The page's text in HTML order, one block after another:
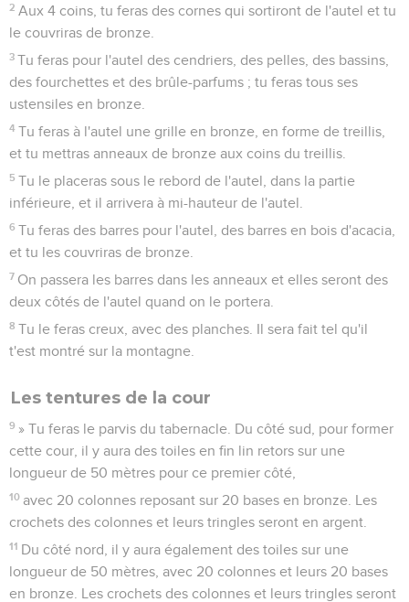
2 Aux 4 coins, tu feras des cornes qui sortiront de l'autel et tu
le couvriras de bronze.
3 Tu feras pour l'autel des cendriers, des pelles, des bassins,
des fourchettes et des brûle-parfums ; tu feras tous ses
ustensiles en bronze.
4 Tu feras à l'autel une grille en bronze, en forme de treillis,
et tu mettras anneaux de bronze aux coins du treillis.
5 Tu le placeras sous le rebord de l'autel, dans la partie
inférieure, et il arrivera à mi-hauteur de l'autel.
6 Tu feras des barres pour l'autel, des barres en bois d'acacia,
et tu les couvriras de bronze.
7 On passera les barres dans les anneaux et elles seront des
deux côtés de l'autel quand on le portera.
8 Tu le feras creux, avec des planches. Il sera fait tel qu'il
t'est montré sur la montagne.
Les tentures de la cour
9 » Tu feras le parvis du tabernacle. Du côté sud, pour former
cette cour, il y aura des toiles en fin lin retors sur une
longueur de 50 mètres pour ce premier côté,
10 avec 20 colonnes reposant sur 20 bases en bronze. Les
crochets des colonnes et leurs tringles seront en argent.
11 Du côté nord, il y aura également des toiles sur une
longueur de 50 mètres, avec 20 colonnes et leurs 20 bases
en bronze. Les crochets des colonnes et leurs tringles seront